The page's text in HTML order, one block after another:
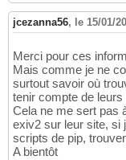
jcezanna56, le 15/01/
Merci pour ces
Mais comme je ne
surtout savoir où
tenir compte de
Cela ne me sert pas
exiv2 sur leur site, si
scripts de pip,
A bientôt